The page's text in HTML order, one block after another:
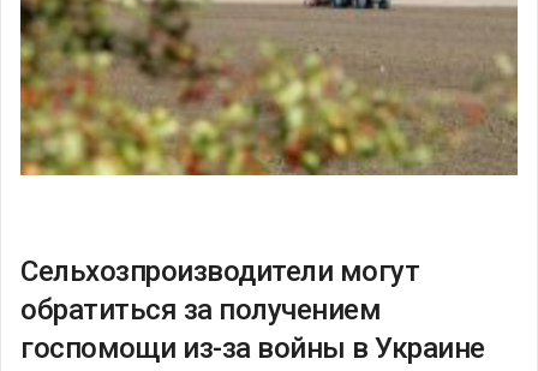
Сельхозпроизводители могут
обратиться за получением
госпомощи из-за войны в Украине